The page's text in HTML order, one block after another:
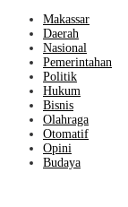
Makassar
Daerah
Nasional
Pemerintahan
Politik
Hukum
Bisnis
Olahraga
Otomatif
Opini
Budaya